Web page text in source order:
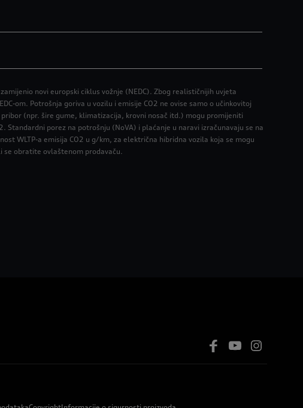
novi europski ciklus vožnje (NEDC). Zbog realističnijih uvjeta
om. Potrošnja goriva u vozilu i emisije CO2 ne ovise samo o učinkovitoj
(npr. šire gume, klimatizacija, krovni nosač itd.) mogu promijeniti
porez na potrošnju (NoVA) i plaćanje u naravi izračunavaju se na
WLTP-a emisija CO2 u g/km, za električna hibridna vozila koja se mogu
obratite ovlaštenom prodavaču.